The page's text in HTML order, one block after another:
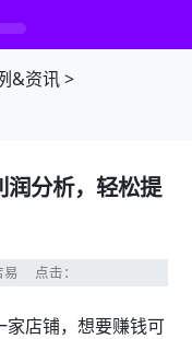
&资讯>
润分析，轻松提
易 点击：
店铺，想要赚钱可